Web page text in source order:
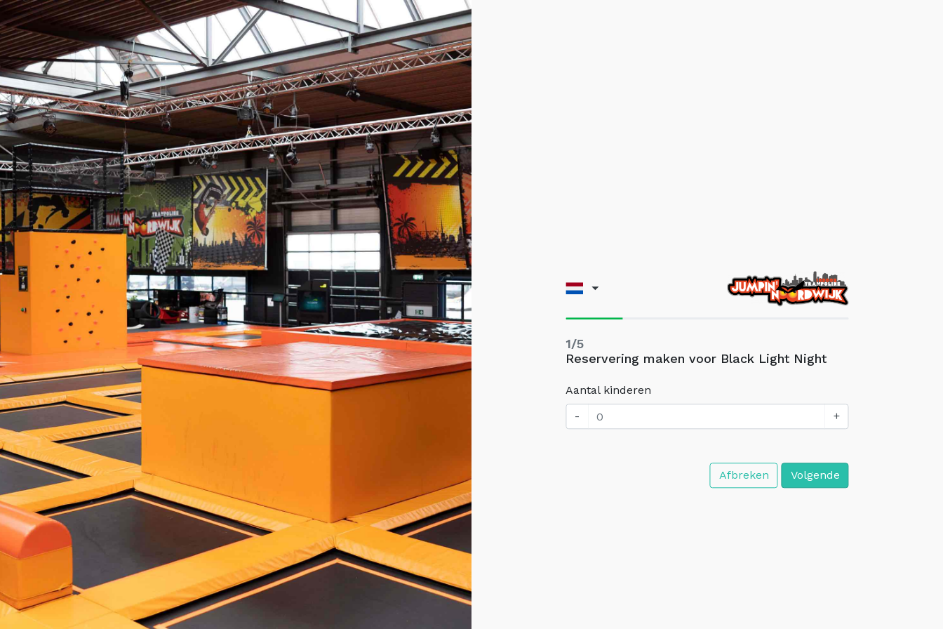
1/5
Reservering maken voor Black Light Night
Aantal kinderen
-
+
Afbreken Volgende